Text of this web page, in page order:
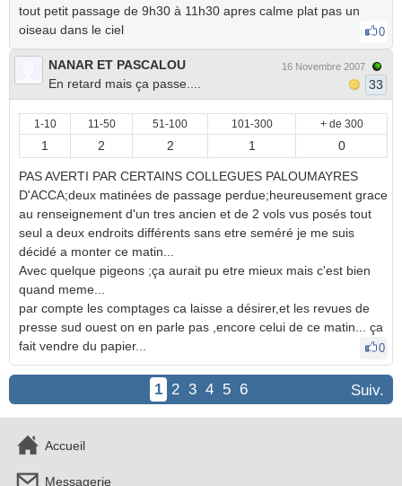
tout petit passage de 9h30 à 11h30 apres calme plat pas un
oiseau dans le ciel
0
NANAR ET PASCALOU
En retard mais ça passe....
16 Novembre 2007
33
1-10 11-50 51-100 101-300 + de 300
1 2 2 1 0
PAS AVERTI PAR CERTAINS COLLEGUES PALOUMAYRES
D'ACCA;deux matinées de passage perdue;heureusement grace
au renseignement d'un tres ancien et de 2 vols vus posés tout
seul a deux endroits différents sans etre seméré je me suis
décidé a monter ce matin...
Avec quelque pigeons ;ça aurait pu etre mieux mais c'est bien
quand meme...
par compte les comptages ca laisse a désirer,et les revues de
presse sud ouest on en parle pas ,encore celui de ce matin... ça
fait vendre du papier...
0
Suiv.
1 2 3 4 5 6
Accueil
Messagerie